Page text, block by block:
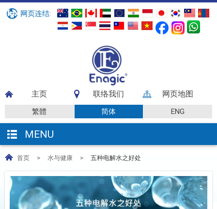
网页连结:
主页 联络我们 网页地图
繁體 简体 ENG
MENU
首页 > 水与健康 > 五种电解水之好处